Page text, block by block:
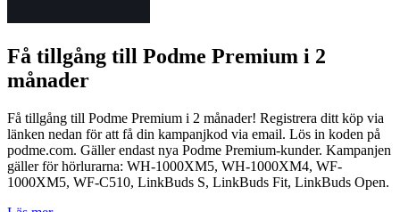
Få tillgång till Podme Premium i 2
månader
Få tillgång till Podme Premium i 2 månader! Registrera ditt köp via
länken nedan för att få din kampanjkod via email. Lös in koden på
podme.com. Gäller endast nya Podme Premium-kunder. Kampanjen
gäller för hörlurarna: WH-1000XM5, WH-1000XM4, WF-
1000XM5, WF-C510, LinkBuds S, LinkBuds Fit, LinkBuds Open.